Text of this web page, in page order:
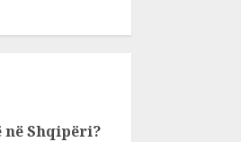
në Shqipëri?